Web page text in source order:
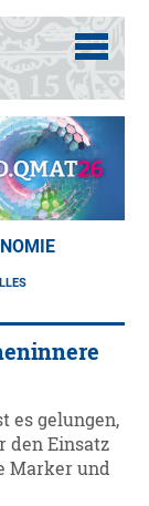
es gelungen,
den Einsatz
Marker und